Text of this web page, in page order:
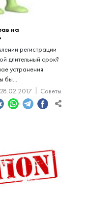
на
регистрации
длительный срок?
устранения
бы...
28.02.2017
Советы